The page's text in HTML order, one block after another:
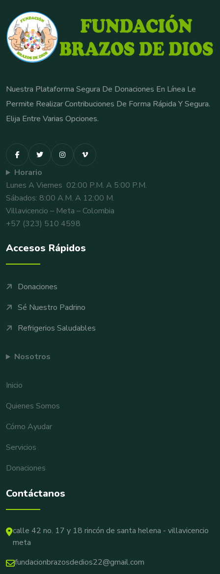
Nuestra Plataforma Segura De Donaciones En Línea Le
Permite Realizar Contribuciones De Forma Rápida Y Segura.
Elija Entre Varias Opciones.
Horario
Lunes A Viernes 02:00 P.m. A 5:00 P.m.
Sábados: 8:00 A.m. A 12:00 M.
Villavicencio – Meta – Colombia
+57 (323) 510 4598
Accesos Rápidos
Donaciones
Sé Nuestro Padrino
Refrigerios Saludables
Nosotros
Inicio
Quienes Somos
Cómo Ayudar
Servicios
Donaciones
Contáctanos
calle 42 no. 17 y 18 rincón de santa helena - villavicencio
meta
fundacionbrazosdedios22@gmail.com